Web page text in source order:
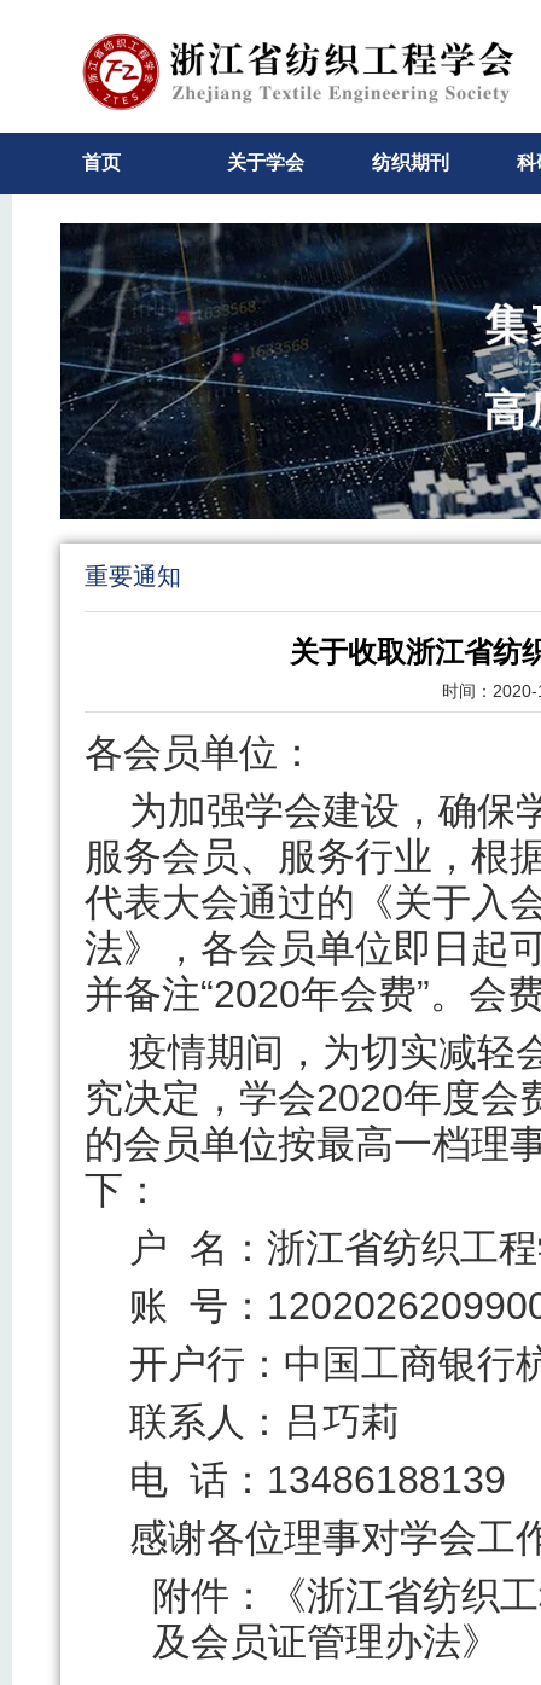
首页 关于学会 纺织期刊 科
重要通知
关于收取浙江省纺
时间：
各会员单位：
为加强学会建设，确保
服务会员、服务行业，根
代表大会通过的《关于入
法》，各会员单位即日起
并备注“2020年会费”。会
疫情期间，为切实减轻
究决定，学会2020年度会
的会员单位按最高一档理
下：
户 名：浙江省纺织工
账 号：
开户行：中国工商银行
联系人：吕巧莉
电 话：13486188139
感谢各位理事对学会工
附件：《浙江省纺织
及会员证管理办法》